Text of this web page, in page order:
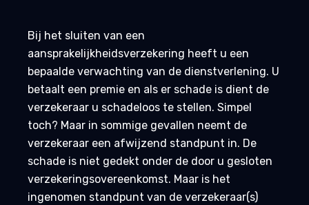
Bij het sluiten van een
aansprakelijkheidsverzekering heeft u een
bepaalde verwachting van de dienstverlening. U
betaalt een premie en als er schade is dient de
verzekeraar u schadeloos te stellen. Simpel
toch? Maar in sommige gevallen neemt de
verzekeraar een afwijzend standpunt in. De
schade is niet gedekt onder de door u gesloten
verzekeringsovereenkomst. Maar is het
ingenomen standpunt van de verzekeraar(s)